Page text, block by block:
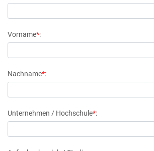
Vorname*:
Nachname*:
Unternehmen / Hochschule*: